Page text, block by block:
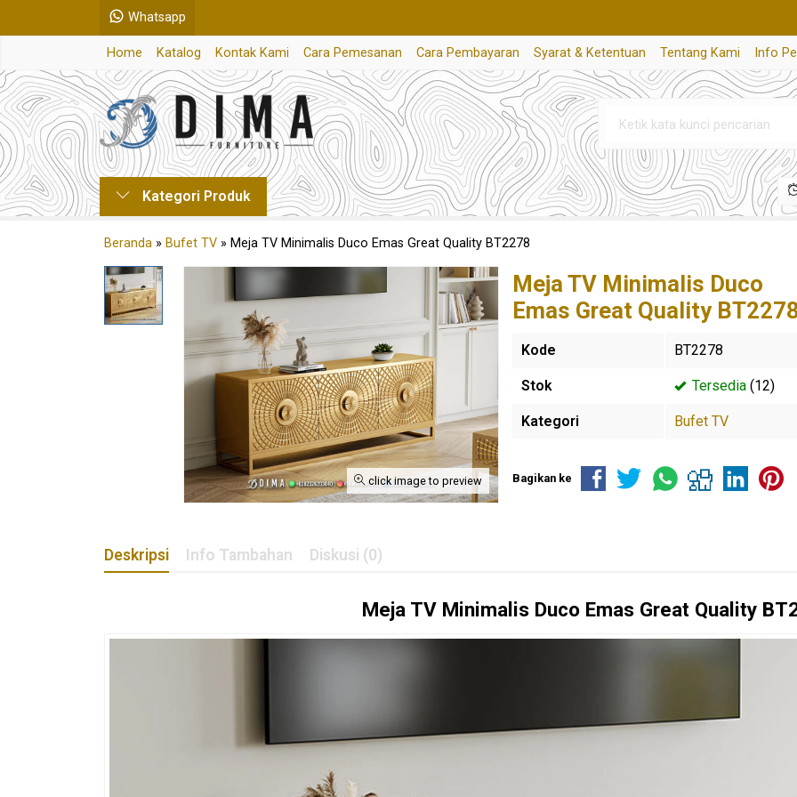
Whatsapp
Home Katalog Kontak Kami Cara Pemesanan Cara Pembayaran Syarat & Ketentuan Tentang Kami Info
Kategori Produk
Beranda » Bufet TV » Meja TV Minimalis Duco Emas Great Quality BT2278
click image to preview
Meja TV Minimalis Duco
Emas Great Quality
Kode BT2278
Stok Tersedia (12)
Kategori Bufet TV
Bagikan ke
Deskripsi Info Tambahan Diskusi (0)
Meja TV Minimalis Duco Emas Great Quality